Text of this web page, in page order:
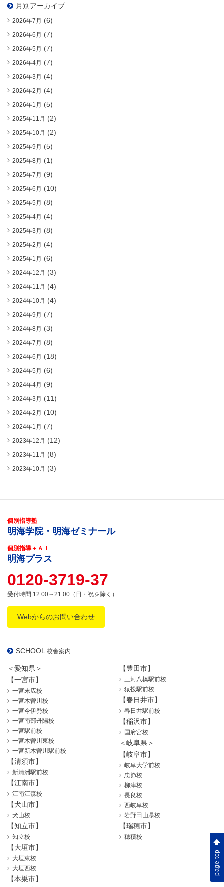
月別アーカイブ
2026年7月 (6)
2026年6月 (7)
2026年5月 (7)
2026年4月 (7)
2026年3月 (4)
2026年2月 (4)
2026年1月 (5)
2025年11月 (2)
2025年10月 (2)
2025年9月 (5)
2025年8月 (1)
2025年7月 (9)
2025年6月 (10)
2025年5月 (8)
2025年4月 (4)
2025年3月 (8)
2025年2月 (4)
2025年1月 (6)
2024年12月 (3)
2024年11月 (4)
2024年10月 (4)
2024年9月 (7)
2024年8月 (3)
2024年7月 (8)
2024年6月 (18)
2024年5月 (6)
2024年4月 (9)
2024年3月 (11)
2024年2月 (10)
2024年1月 (7)
2023年12月 (12)
2023年11月 (8)
2023年10月 (3)
個別指導塾
明海学院・明海ゼミナール
個別指導＋ＡＩ
明海プラス
0120-3719-37
受付時間 12:00～21:00（日・祝を除く）
Webからのお問い合わせ
SCHOOL 校舎案内
＜愛知県＞
【一宮市】
一宮末広校
一宮木曽川校
一宮今伊勢校
一宮南部丹陽校
一宮駅前校
一宮木曽川東校
一宮新木曽川駅前校
【清須市】
新清洲駅前校
【江南市】
江南江森校
【犬山市】
犬山校
【知立市】
知立校
【豊田市】
三河八橋駅前校
猿投駅前校
【春日井市】
春日井駅前校
【稲沢市】
国府宮校
＜岐阜県＞
【岐阜市】
岐阜大学前校
忠節校
柳津校
長良校
西岐阜校
岩野田山県校
【瑞穂市】
穂積校
【大垣市】
大垣東校
大垣西校
【本巣市】
page top